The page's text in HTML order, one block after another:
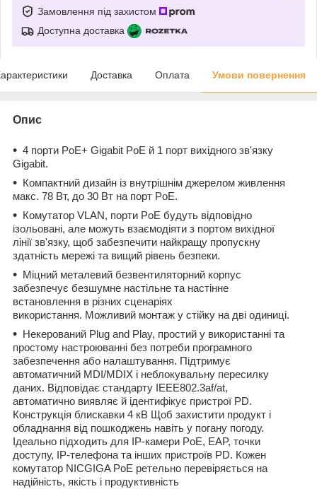
Замовлення під захистом
Доступна доставка
Доставка Оплата Умови повернення
Опис
4 порти PoE+ Gigabit PoE й 1 порт вихідного зв'язку
Gigabit.
Компактний дизайн із внутрішнім джерелом живлення
макс. 78 Вт, до 30 Вт на порт PoE.
Комутатор VLAN, порти PoE будуть відповідно
ізольовані, але можуть взаємодіяти з портом вихідної
лінії зв'язку, щоб забезпечити найкращу пропускну
здатність мережі та вищий рівень безпеки.
Міцний металевий безвентиляторний корпус
забезпечує безшумне настільне та настінне
встановлення в різних сценаріях
використання. Можливий монтаж у стійку на дві одиниці.
Некерований Plug and Play, простий у використанні та
простому настроюванні без потреби програмного
забезпечення або налаштування. Підтримує
автоматичний MDI/MDIX і неблокувальну пересилку
даних. Відповідає стандарту IEEE802.3af/at,
автоматично виявляє й ідентифікує пристрої PD.
Конструкція блискавки 4 кВ Щоб захистити продукт і
обладнання від пошкоджень навіть у погану погоду.
Ідеально підходить для IP-камери PoE, EAP, точки
доступу, IP-телефона та інших пристроїв PD. Кожен
комутатор NICGIGA PoE ретельно перевіряється на
надійність, якість і продуктивність